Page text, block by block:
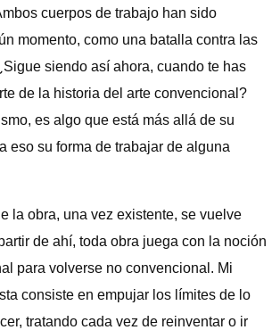
cuerpos de trabajo han sido
momento, como una batalla contra las
siendo así ahora, cuando te has
de la historia del arte convencional?
es algo que está más allá de su
eso su forma de trabajar de alguna
la obra, una vez existente, se vuelve
de ahí, toda obra juega con la noción
para volverse no convencional. Mi
consiste en empujar los límites de lo
tratando cada vez de reinventar o ir